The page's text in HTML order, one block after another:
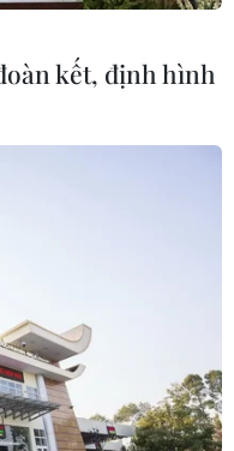
kết, định hình